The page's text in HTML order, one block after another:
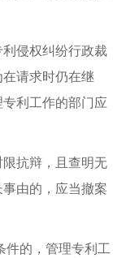
侵权纠纷行政裁
请求时仍在继
利工作的部门应
抗辩，且查明无
由的，应当撤案
件的，管理专利工